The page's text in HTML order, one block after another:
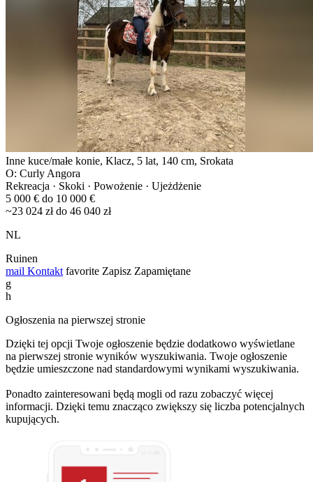
Inne kuce/małe konie, Klacz, 5 lat, 140 cm, Srokata
O: Curly Angora
Rekreacja · Skoki · Powożenie · Ujeżdżenie
5 000 € do 10 000 €
~23 024 zł do 46 040 zł
NL
Ruinen
mail Kontakt favorite Zapisz Zapamiętane
g
h
Ogłoszenia na pierwszej stronie
Dzięki tej opcji Twoje ogłoszenie będzie dodatkowo wyświetlane
na pierwszej stronie wyników wyszukiwania. Twoje ogłoszenie
będzie umieszczone nad standardowymi wynikami wyszukiwania.
Ponadto zainteresowani będą mogli od razu zobaczyć więcej
informacji. Dzięki temu znacząco zwiększy się liczba potencjalnych
kupujących.